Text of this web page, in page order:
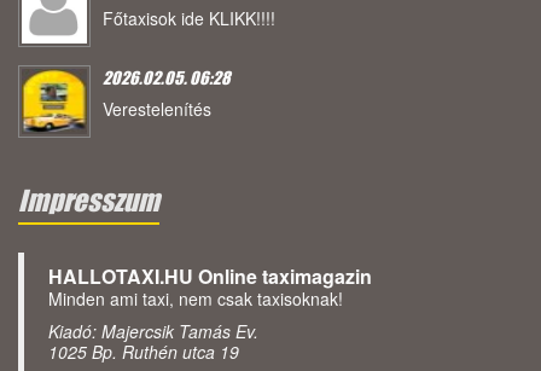
Főtaxisok ide KLIKK!!!!
2026.02.05. 06:28
Verestelenítés
Impresszum
HALLOTAXI.HU Online taximagazin
Minden ami taxi, nem csak taxisoknak!
Kiadó: Majercsik Tamás Ev.
1025 Bp. Ruthén utca 19